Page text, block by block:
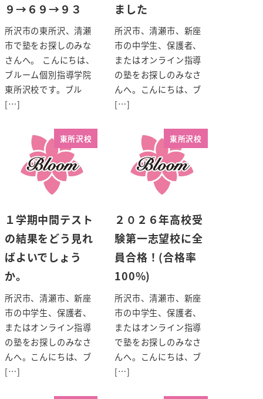
９→６９→９３
所沢市の東所沢、清瀬
市で塾をお探しのみな
さんへ。 こんにちは、
ブルーム個別指導学院
東所沢校です。ブル
[…]
ました
所沢市、清瀬市、新座
市の中学生、保護者、
またはオンライン指導
の塾をお探しのみなさ
んへ。こんにちは、ブ
[…]
東所沢校
１学期中間テスト
の結果をどう見れ
ばよいでしょう
か。
所沢市、清瀬市、新座
市の中学生、保護者、
またはオンライン指導
の塾をお探しのみなさ
んへ。こんにちは、ブ
[…]
東所沢校
２０２６年高校受
験第一志望校に全
員合格！(合格率
100%)
所沢市、清瀬市、新座
市の中学生、保護者、
またはオンライン指導
で塾をお探しのみなさ
んへ。こんにちは、ブ
[…]